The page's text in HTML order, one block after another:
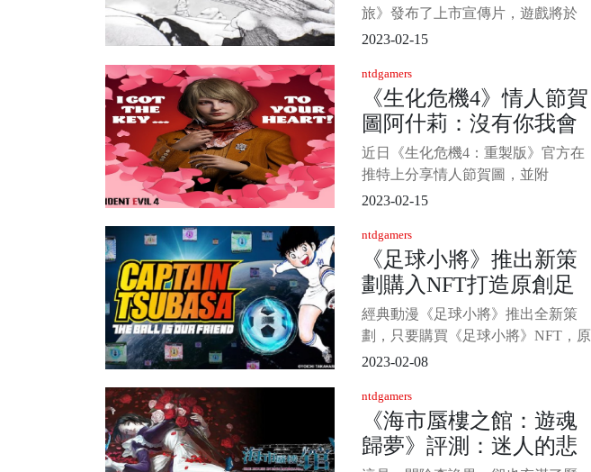
旅》發布了上市宣傳片，遊戲將於
明天（2月15日）正式登陸Steam和
Switch，一起來看看吧。 《白之
旅》是一款唯美的合作冒險遊戲，
玩家們將與迷失於皚皚白雪中的狼
崽和幼鹿踏上一段冒險之旅。狼與
鹿必須拋下成見共渡難關，才有機
2023-02-15
ntdgamers
《生化危機4》情人節賀
圖阿什莉：沒有你我會
迷失
近日《生化危機4：重製版》官方在
推特上分享情人節賀圖，並附
文：“跳過鮮花，送給他們真正想要
阿什莉，電鋸哥等人。阿什莉
說：“沒有你我會迷失”，熱情村民
說：“你比其他人優秀”，
2023-02-15
ntdgamers
《足球小將》推出新策
劃購入NFT打造原創足
球
經典動漫《足球小將》推出全新策
劃，只要購買《足球小將》NFT，原
作者高橋陽一就會打造原創設計的
12個國家的孩子們。 ·高橋陽一表
示，會製作足球的18個面的各種不
同角色圖案的特別版足球，通過國
際NGO團體贈送給肯尼亞、埃塞俄
2023-02-08
ntdgamers
《海市蜃樓之館：遊魂
歸夢》評測：迷人的悲